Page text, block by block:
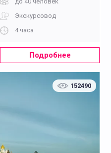
Экскурсовод
4 часа
Подробнее
152490